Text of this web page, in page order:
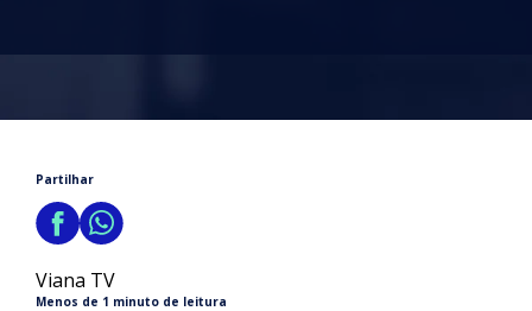
Partilhar
Viana TV
Menos de 1 minuto de leitura